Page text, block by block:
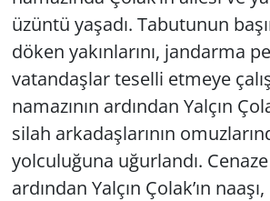
üzüntü yaşadı. Tabutunun
döken yakınlarını, jandarma
vatandaşlar teselli etmeye
namazının ardından Yalçın
silah arkadaşlarının
yolculuğuna uğurlandı.
ardından Yalçın Çolak’ın